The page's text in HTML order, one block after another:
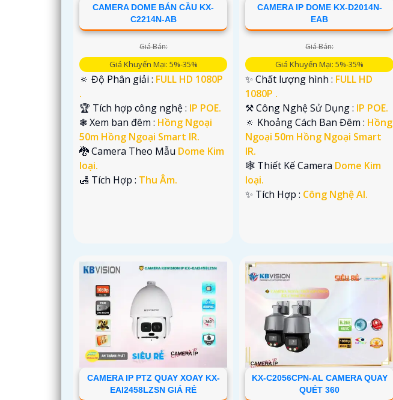
CAMERA DOME BÁN CẦU KX-
C2214N-AB
Giá Bán:
Giá Khuyến Mại: 5%-35%
🔅 Độ Phân giải : FULL HD 1080P
.
🏆 Tích hợp công nghệ : IP POE.
❃ Xem ban đêm : Hồng Ngoại
50m Hồng Ngoại Smart IR.
🐉️ Camera Theo Mẫu Dome Kim
loại.
️🛃 Tích Hợp : Thu Âm.
CAMERA IP DOME KX-D2014N-
EAB
Giá Bán:
Giá Khuyến Mại: 5%-35%
✨ Chất lượng hình : FULL HD
1080P .
⚒ Công Nghệ Sử Dụng : IP POE.
🔅 Khoảng Cách Ban Đêm : Hồng
Ngoại 50m Hồng Ngoại Smart
IR.
🕸️ Thiết Kế Camera Dome Kim
loại.
️✨ Tích Hợp : Công Nghệ AI.
CAMERA IP PTZ QUAY XOAY KX-
EAI2458LZSN GIÁ RẺ
KX-C2056CPN-AL CAMERA QUAY
QUÉT 360